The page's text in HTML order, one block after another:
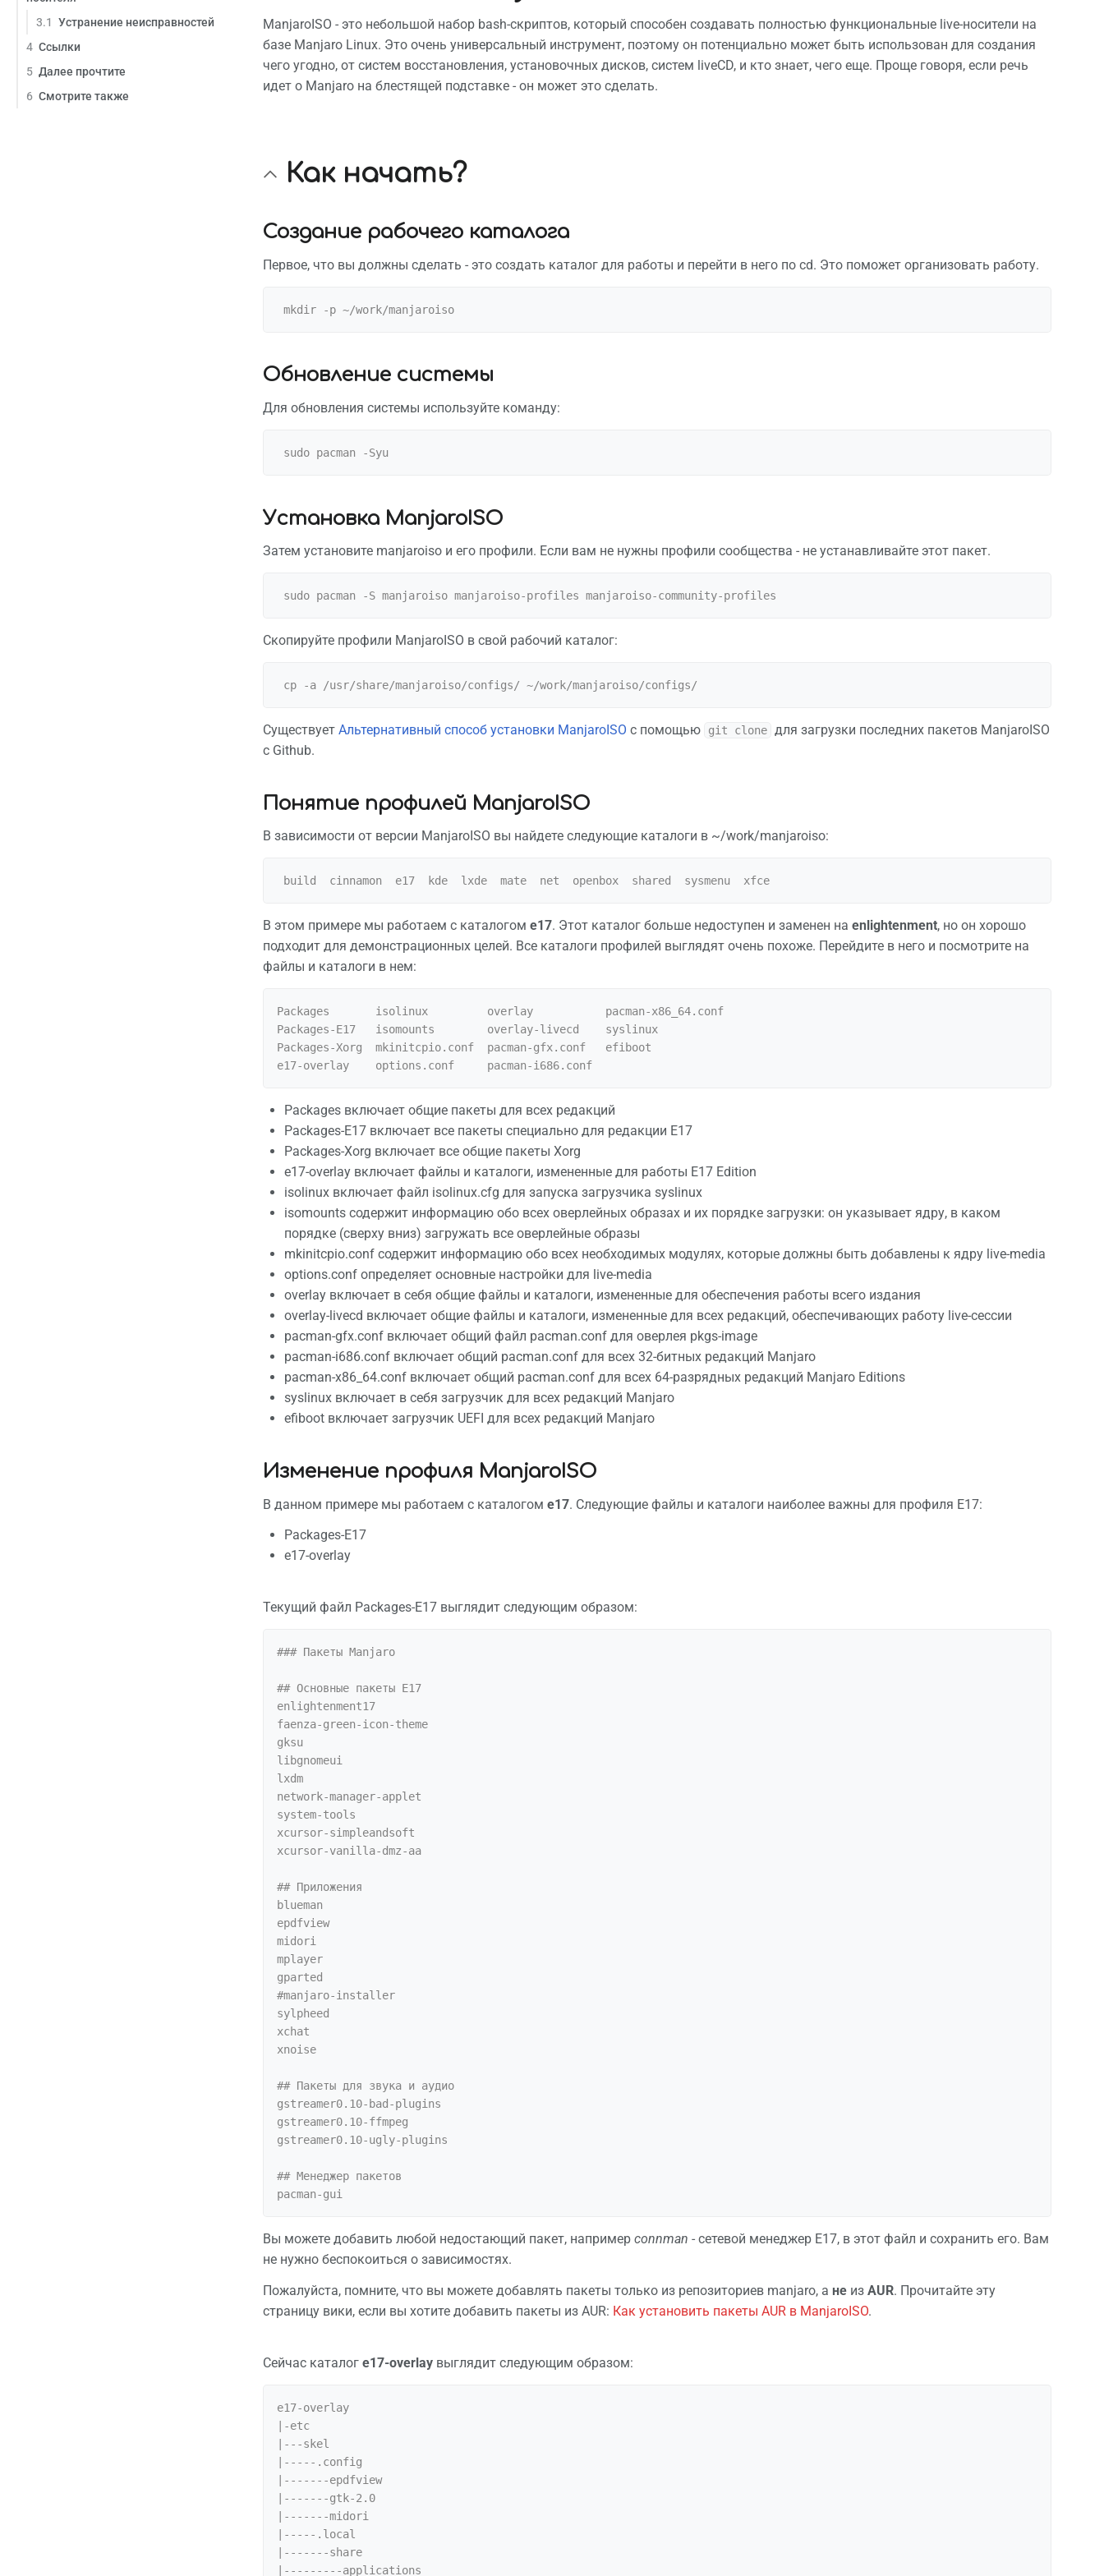
3.1
Устранение неисправностей
4 Ссылки
5 Далее прочтите
6 Смотрите также
ManjaroISO - это небольшой набор bash-скриптов, который способен создавать полностью функциональные live-носители на
базе Manjaro Linux. Это очень универсальный инструмент, поэтому он потенциально может быть использован для создания
чего угодно, от систем восстановления, установочных дисков, систем liveCD, и кто знает, чего еще. Проще говоря, если речь
идет о Manjaro на блестящей подставке - он может это сделать.
Как начать?
Создание рабочего каталога
Первое, что вы должны сделать - это создать каталог для работы и перейти в него по cd. Это поможет организовать работу.
Обновление системы
Для обновления системы используйте команду:
Установка ManjaroISO
Затем установите manjaroiso и его профили. Если вам не нужны профили сообщества - не устанавливайте этот пакет.
Скопируйте профили ManjaroISO в свой рабочий каталог:
Существует Альтернативный способ установки ManjaroISO с помощью git clone для загрузки последних пакетов ManjaroISO
с Github.
Понятие профилей ManjaroISO
В зависимости от версии ManjaroISO вы найдете следующие каталоги в ~/work/manjaroiso:
В этом примере мы работаем с каталогом e17. Этот каталог больше недоступен и заменен на enlightenment, но он хорошо
подходит для демонстрационных целей. Все каталоги профилей выглядят очень похоже. Перейдите в него и посмотрите на
файлы и каталоги в нем:
Packages       isolinux         overlay           pacman-x86_64.conf
Packages-E17   isomounts        overlay-livecd    syslinux
Packages-Xorg  mkinitcpio.conf  pacman-gfx.conf   efiboot
Packages включает общие пакеты для всех редакций
Packages-E17 включает все пакеты специально для редакции E17
Packages-Xorg включает все общие пакеты Xorg
e17-overlay включает файлы и каталоги, измененные для работы E17 Edition
isolinux включает файл isolinux.cfg для запуска загрузчика syslinux
isomounts содержит информацию обо всех оверлейных образах и их порядке загрузки: он указывает ядру, в каком
порядке (сверху вниз) загружать все оверлейные образы
mkinitcpio.conf содержит информацию обо всех необходимых модулях, которые должны быть добавлены к ядру live-media
options.conf определяет основные настройки для live-media
overlay включает в себя общие файлы и каталоги, измененные для обеспечения работы всего издания
overlay-livecd включает общие файлы и каталоги, измененные для всех редакций, обеспечивающих работу live-сессии
pacman-gfx.conf включает общий файл pacman.conf для оверлея pkgs-image
pacman-i686.conf включает общий pacman.conf для всех 32-битных редакций Manjaro
pacman-x86_64.conf включает общий pacman.conf для всех 64-разрядных редакций Manjaro Editions
syslinux включает в себя загрузчик для всех редакций Manjaro
efiboot включает загрузчик UEFI для всех редакций Manjaro
Изменение профиля ManjaroISO
В данном примере мы работаем с каталогом e17. Следующие файлы и каталоги наиболее важны для профиля E17:
Packages-E17
e17-overlay
Текущий файл Packages-E17 выглядит следующим образом:
### Пакеты Manjaro
## Основные пакеты E17
enlightenment17
faenza-green-icon-theme
gksu
libgnomeui
lxdm
network-manager-applet
system-tools
xcursor-simpleandsoft
xcursor-vanilla-dmz-aa
## Приложения
blueman
epdfview
midori
mplayer
gparted
#manjaro-installer
sylpheed
xchat
xnoise
## Пакеты для звука и аудио
gstreamer0.10-bad-plugins
gstreamer0.10-ffmpeg
gstreamer0.10-ugly-plugins
## Менеджер пакетов
Вы можете добавить любой недостающий пакет, например connman - сетевой менеджер E17, в этот файл и сохранить его. Вам
не нужно беспокоиться о зависимостях.
Пожалуйста, помните, что вы можете добавлять пакеты только из репозиториев manjaro, а не из AUR. Прочитайте эту
страницу вики, если вы хотите добавить пакеты из AUR: Как установить пакеты AUR в ManjaroISO.
Сейчас каталог e17-overlay выглядит следующим образом:
e17-overlay
|-etc
|---skel
|-----.config
|-------epdfview
|-------gtk-2.0
|-------midori
|-----.local
|-------share
|---------applications